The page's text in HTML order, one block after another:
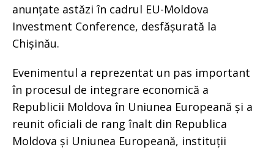
anunțate astăzi în cadrul EU-Moldova
Investment Conference, desfășurată la
Chișinău.
Evenimentul a reprezentat un pas important
în procesul de integrare economică a
Republicii Moldova în Uniunea Europeană și a
reunit oficiali de rang înalt din Republica
Moldova și Uniunea Europeană, instituții